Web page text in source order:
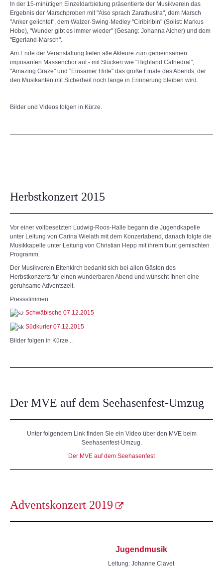
In der 15-minütigen Einzeldarbietung präsentierte der Musikverein das
Ergebnis der Marschproben mit "Also sprach Zarathustra", dem Marsch
"Anker gelichtet", dem Walzer-Swing-Medley "Ciribiribin" (Solist: Markus
Hobe), "Wunder gibt es immer wieder" (Gesang: Johanna Aicher) und dem
"Egerland-Marsch".
Am Ende der Veranstaltung liefen alle Akteure zum gemeinsamen
imposanten Massenchor auf - mit Stücken wie "Highland Cathedral",
"Amazing Graze" und "Einsamer Hirte" das große Finale des Abends, der
den Musikanten mit Sicherheit noch lange in Erinnerung bleiben wird.
Bilder und Videos folgen in Kürze.
Herbstkonzert 2015
Vor einer vollbesetzten Ludwig-Roos-Halle begann die Jugendkapelle
unter Leitung von Carina Wielath mit dem Konzertabend, danach folgte die
Musikkapelle unter Leitung von Christian Hepp mit ihrem bunt gemischten
Programm.
Der Musikverein Ettenkirch bedankt sich bei allen Gästen des
Herbstkonzerts für einen wunderbaren Abend und wünscht Ihnen eine
geruhsame Adventszeit.
Pressstimmen:
Schwäbische 07.12.2015
Südkurier 07.12.2015
Bilder folgen in Kürze...
Der MVE auf dem Seehasenfest-Umzug
Unter folgendem Link finden Sie ein Video über den MVE beim
Seehasenfest-Umzug.
Der MVE auf dem Seehasenfest
Adventskonzert 2019
Jugendmusik
Leitung: Johanne Clavet